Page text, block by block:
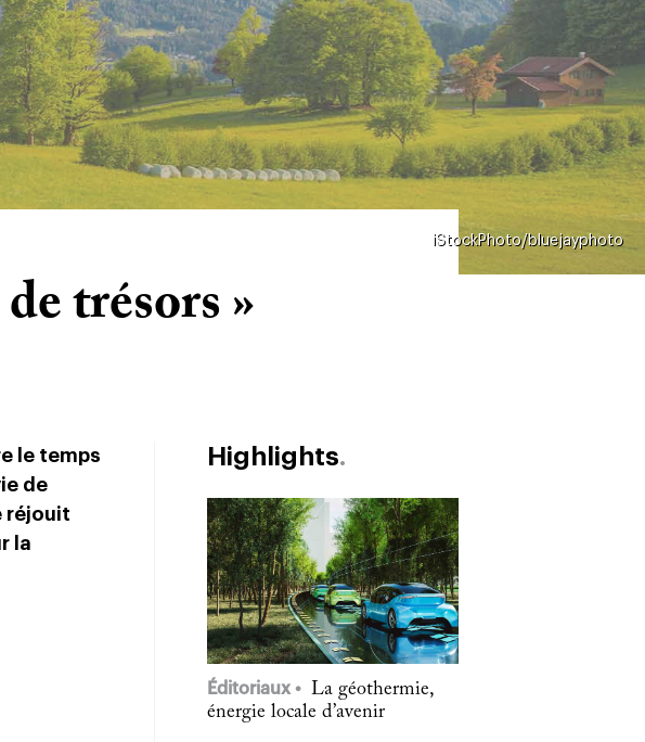
iStockPhoto/bluejayphoto
trésors »
le temps
de
réjouit
la
Highlights
Éditoriaux
La géothermie,
énergie locale d’avenir